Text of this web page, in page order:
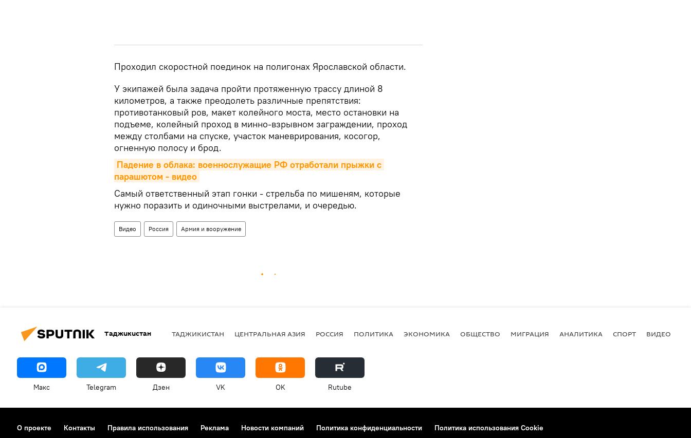
Проходил скоростной поединок на полигонах Ярославской области.
У экипажей была задача пройти протяженную трассу длиной 8
километров, а также преодолеть различные препятствия:
противотанковый ров, макет колейного моста, место остановки на
подъеме, колейный проход в минно-взрывном заграждении, проход
между столбами на спуске, участок маневрирования, косогор,
огненную полосу и брод.
Падение в облака: военнослужащие РФ отработали прыжки с
парашютом - видео
Самый ответственный этап гонки - стрельба по мишеням, которые
нужно поразить и одиночными выстрелами, и очередью.
Видео Россия Армия и вооружение
Таджикистан ТАДЖИКИСТАН ЦЕНТРАЛЬНАЯ АЗИЯ РОССИЯ ПОЛИТИКА ЭКОНОМИКА ОБЩЕСТВО МИГРАЦИЯ АНАЛИТИКА СПОРТ ВИДЕО
Макс Telegram Дзен VK OK Rutube
О проекте Контакты Правила использования Реклама Новости компаний Политика конфиденциальности
Политика использования Cookie